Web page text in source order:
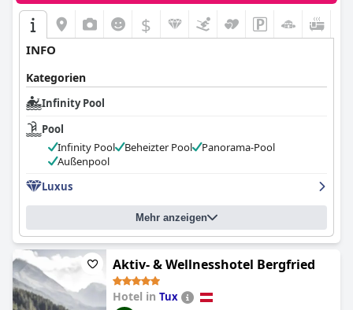
$
INFO
Kategorien
Infinity Pool
Pool
Infinity Pool
Beheizter Pool
Panorama-Pool
Außenpool
Luxus
Mehr anzeigen
Aktiv- & Wellnesshotel Bergfried
Hotel in Tux